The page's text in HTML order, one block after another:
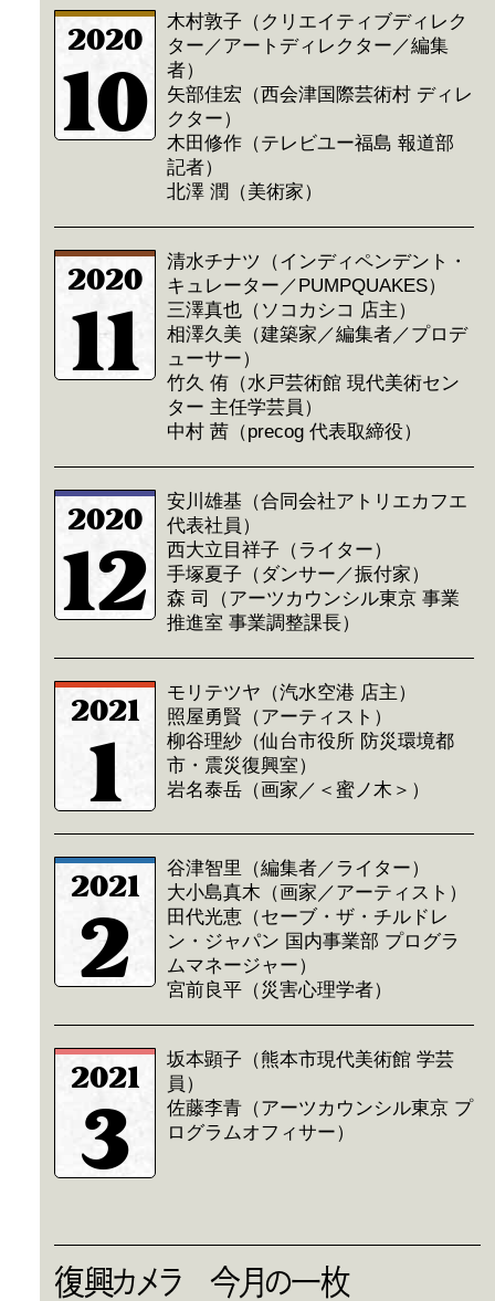
2020
10
木村敦子（クリエイティブディレク
ター／アートディレクター／編集
者）
矢部佳宏（西会津国際芸術村 ディレ
クター）
木田修作（テレビユー福島 報道部
記者）
北澤 潤（美術家）
2020
11
清水チナツ（インディペンデント・
キュレーター／PUMPQUAKES）
三澤真也（ソコカシコ 店主）
相澤久美（建築家／編集者／プロデ
ューサー）
竹久 侑（水戸芸術館 現代美術セン
ター 主任学芸員）
中村 茜（precog 代表取締役）
2020
12
安川雄基（合同会社アトリエカフエ
代表社員）
西大立目祥子（ライター）
手塚夏子（ダンサー／振付家）
森 司（アーツカウンシル東京 事業
推進室 事業調整課長）
2021
1
モリテツヤ（汽水空港 店主）
照屋勇賢（アーティスト）
柳谷理紗（仙台市役所 防災環境都
市・震災復興室）
岩名泰岳（画家／＜蜜ノ木＞）
2021
2
谷津智里（編集者／ライター）
大小島真木（画家／アーティスト）
田代光恵（セーブ・ザ・チルドレ
ン・ジャパン 国内事業部 プログラ
ムマネージャー）
宮前良平（災害心理学者）
2021
3
坂本顕子（熊本市現代美術館 学芸
員）
佐藤李青（アーツカウンシル東京 プ
ログラムオフィサー）
復興カメラ 今月の一枚